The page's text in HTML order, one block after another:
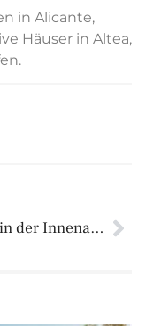
in Alicante,
Häuser in Altea,
Trends in der Innenarchitektur für Luxuswohnungen in Alicante